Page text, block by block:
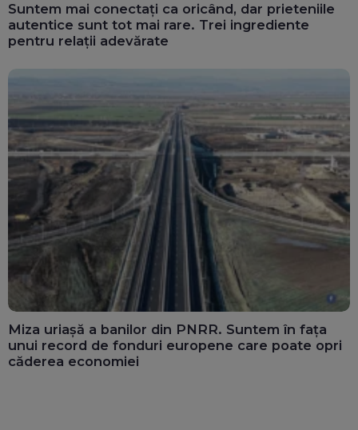
Suntem mai conectați ca oricând, dar prieteniile
autentice sunt tot mai rare. Trei ingrediente
pentru relații adevărate
Miza uriașă a banilor din PNRR. Suntem în fața
unui record de fonduri europene care poate opri
căderea economiei